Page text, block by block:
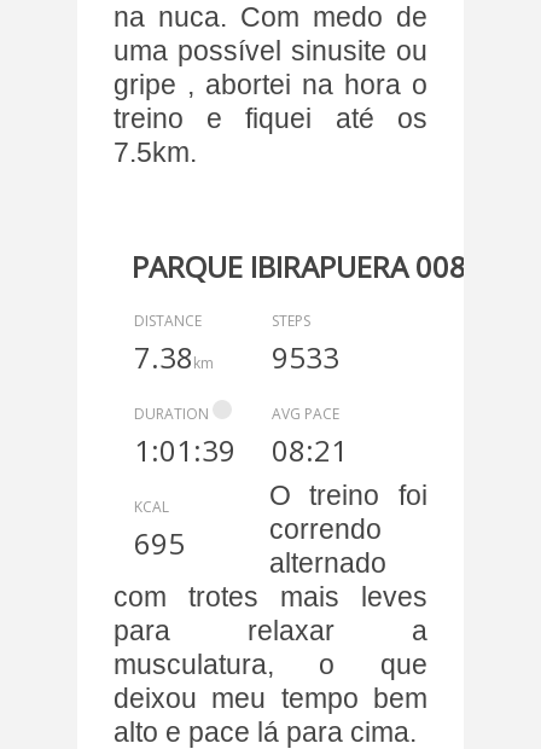
na nuca. Com medo de
uma possível sinusite ou
gripe , abortei na hora o
treino e fiquei até os
7.5km.
PARQUE IBIRAPUERA 008 -
DISTANCE
7.38km
STEPS
9533
DURATION
1:01:39
AVG PACE
08:21
KCAL
695
O treino foi
correndo
alternado
com trotes mais leves
para relaxar a
musculatura, o que
deixou meu tempo bem
alto e pace lá para cima.